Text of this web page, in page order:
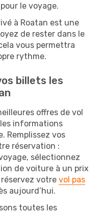
le voyage.
à Roatan est une
de rester dans le
vous permettra
rythme.
billets les
offres de vol
informations
Remplissez vos
réservation :
sélectionnez
de voiture à un prix
votre vol pas
aujourd’hui.
toutes les